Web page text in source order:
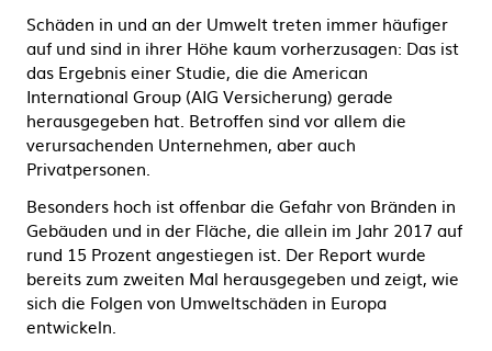
Schäden in und an der Umwelt treten immer häufiger
auf und sind in ihrer Höhe kaum vorherzusagen: Das ist
das Ergebnis einer Studie, die die American
International Group (AIG Versicherung) gerade
herausgegeben hat. Betroffen sind vor allem die
verursachenden Unternehmen, aber auch
Privatpersonen.
Besonders hoch ist offenbar die Gefahr von Bränden in
Gebäuden und in der Fläche, die allein im Jahr 2017 auf
rund 15 Prozent angestiegen ist. Der Report wurde
bereits zum zweiten Mal herausgegeben und zeigt, wie
sich die Folgen von Umweltschäden in Europa
entwickeln.